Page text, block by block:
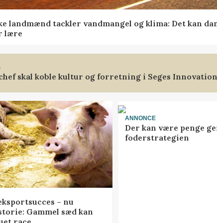
landmænd tackler vandmangel og klima: Det kan
lære
skal koble kultur og forretning i Seges Innovation
– nu
Gammel sæd kan
ANNONCE
Der kan være penge
foderstrategien